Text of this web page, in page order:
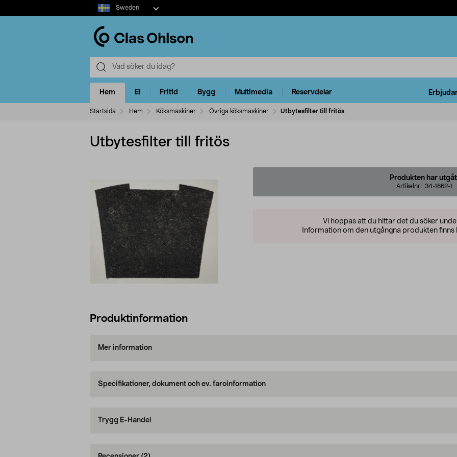
Select
market
Sweden
Hem El Fritid Bygg Multimedia Reservdelar
Startsida Hem Köksmaskiner Övriga köksmaskiner Utbytesfilter till fritös
Utbytesfilter till fritös
Produkten har
Artikelnr: 34-1662-1
Vi hoppas att du hittar det du söker
Information om den utgångna produkten finns
Produktinformation
Mer information
Specifikationer, dokument och ev. faroinformation
Trygg E-Handel